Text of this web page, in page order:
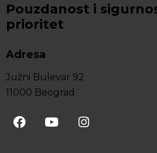
Pouzdanost i
prioritet
Adresa
Južni Bulevar 92
11000 Beograd